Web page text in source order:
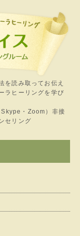
を読み取ってお伝え
ラヒーリングを学び
・Zoom）非接
セリング